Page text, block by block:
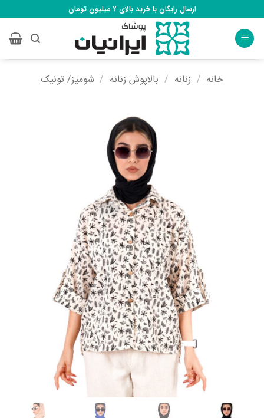
to
content
ارسال رایگان با خرید بالای 2 میلیون تومان
خانه / زنانه / بالاپوش زنانه / شومیز/ تونیک